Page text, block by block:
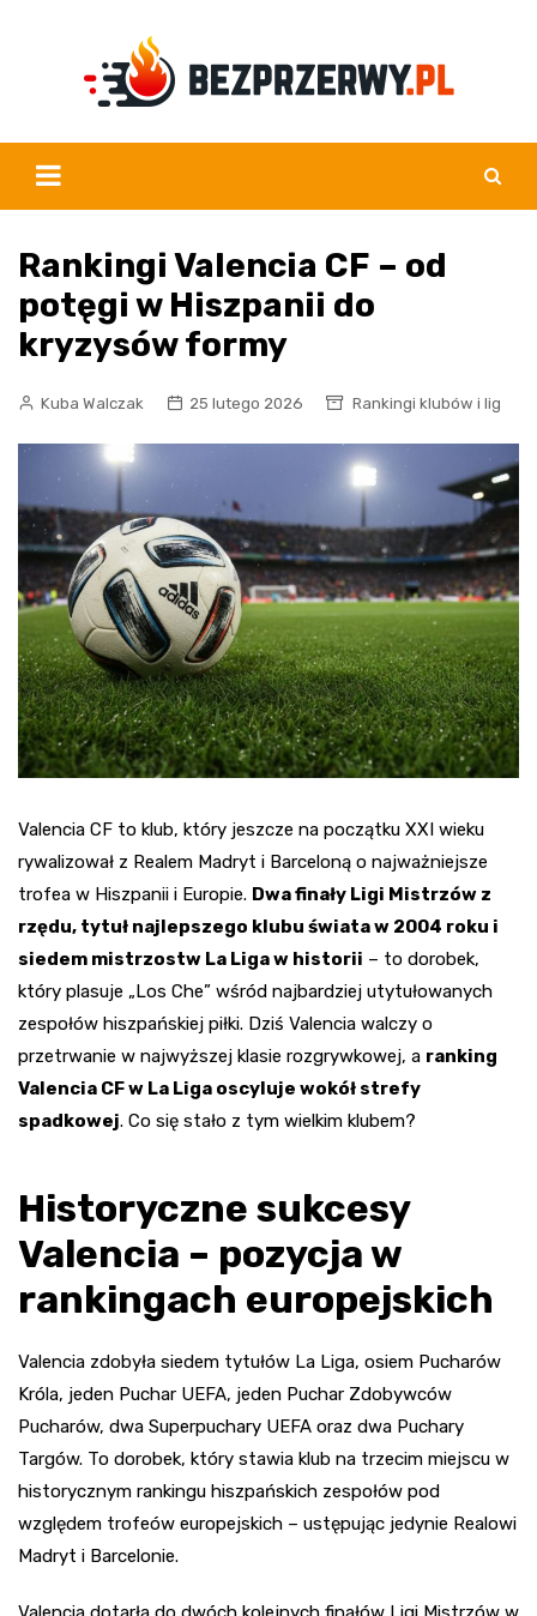
Rankingi Valencia CF – od
potęgi w Hiszpanii do
kryzysów formy
Kuba Walczak 25 lutego 2026 Rankingi klubów i lig
Valencia CF to klub, który jeszcze na początku XXI wieku
rywalizował z Realem Madryt i Barceloną o najważniejsze
trofea w Hiszpanii i Europie. Dwa finały Ligi Mistrzów z
rzędu, tytuł najlepszego klubu świata w 2004 roku i
siedem mistrzostw La Liga w historii – to dorobek,
który plasuje „Los Che” wśród najbardziej utytułowanych
zespołów hiszpańskiej piłki. Dziś Valencia walczy o
przetrwanie w najwyższej klasie rozgrywkowej, a ranking
Valencia CF w La Liga oscyluje wokół strefy
spadkowej. Co się stało z tym wielkim klubem?
Historyczne sukcesy
Valencia – pozycja w
rankingach europejskich
Valencia zdobyła siedem tytułów La Liga, osiem Pucharów
Króla, jeden Puchar UEFA, jeden Puchar Zdobywców
Pucharów, dwa Superpuchary UEFA oraz dwa Puchary
Targów. To dorobek, który stawia klub na trzecim miejscu w
historycznym rankingu hiszpańskich zespołów pod
względem trofeów europejskich – ustępując jedynie Realowi
Madryt i Barcelonie.